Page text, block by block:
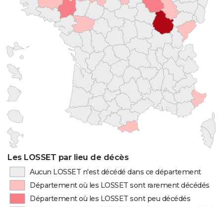
Les LOSSET par lieu de décès
Aucun LOSSET n'est décédé dans ce département
Département où les LOSSET sont rarement décédés
Département où les LOSSET sont peu décédés